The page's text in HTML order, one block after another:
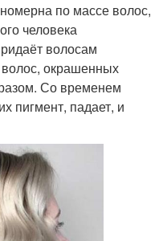
по массе волос,
человека
волосам
волос, окрашенных
Со временем
пигмент, падает, и